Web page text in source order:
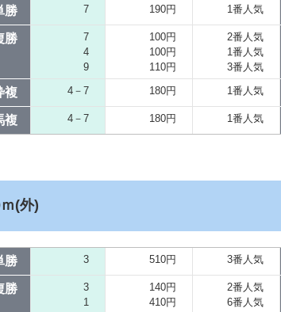
勝 7 190円 1番人気
勝
7
4
9
100円
100円
110円
2番人気
1番人気
3番人気
複 4－7 180円 1番人気
複 4－7 180円 1番人気
(外)
勝 3 510円 3番人気
勝
3
1
140円
410円
2番人気
6番人気